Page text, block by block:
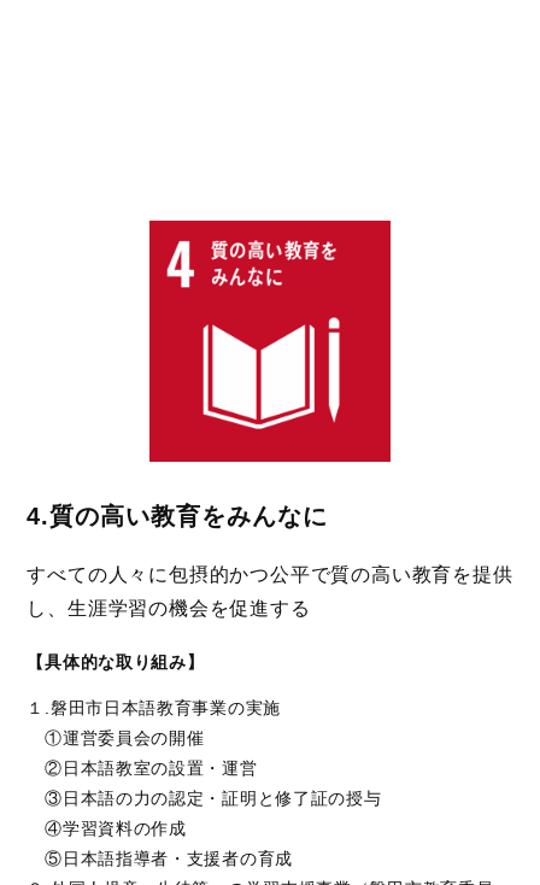
4.質の高い教育をみんなに
すべての人々に包摂的かつ公平で質の高い教育を提供
し、生涯学習の機会を促進する
【具体的な取り組み】
１.磐田市日本語教育事業の実施
①運営委員会の開催
②日本語教室の設置・運営
③日本語の力の認定・証明と修了証の授与
④学習資料の作成
⑤日本語指導者・支援者の育成